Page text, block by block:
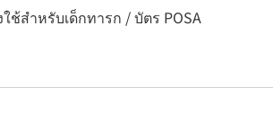
ช้สำหรับเด็กทารก / บัตร POSA